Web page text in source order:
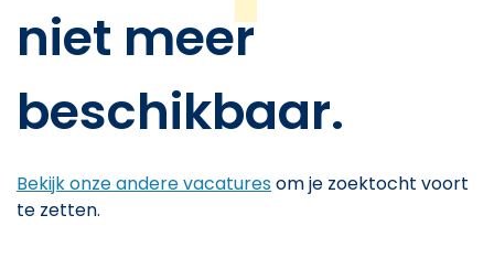
niet meer
beschikbaar.
Bekijk onze andere vacaturesom je zoektocht voort
te zetten.